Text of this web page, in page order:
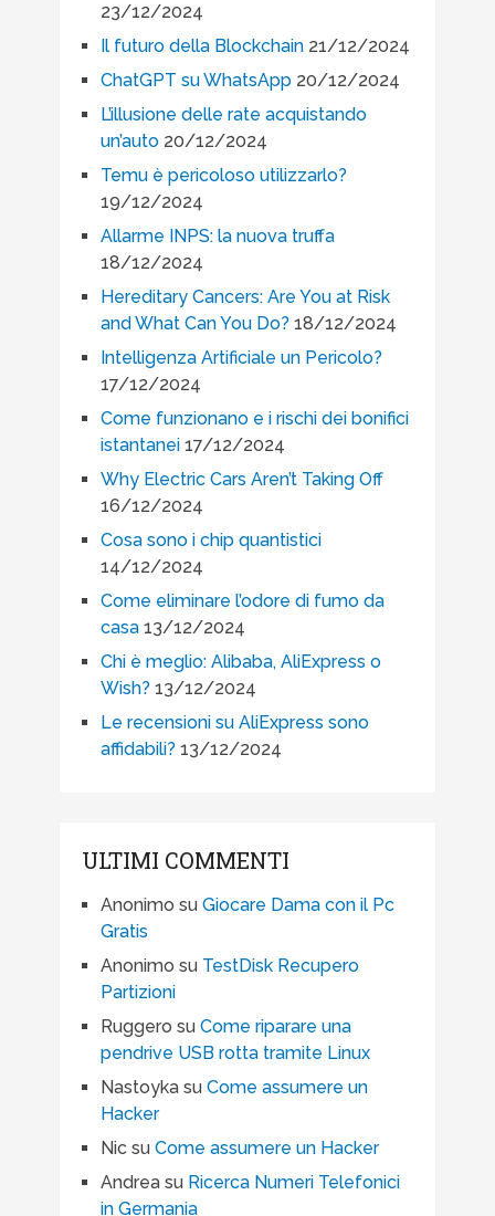
23/12/2024
Il futuro della Blockchain 21/12/2024
ChatGPT su WhatsApp 20/12/2024
L’illusione delle rate acquistando
un’auto 20/12/2024
Temu è pericoloso utilizzarlo?
19/12/2024
Allarme INPS: la nuova truffa
18/12/2024
Hereditary Cancers: Are You at Risk
and What Can You Do? 18/12/2024
Intelligenza Artificiale un Pericolo?
17/12/2024
Come funzionano e i rischi dei bonifici
istantanei 17/12/2024
Why Electric Cars Aren’t Taking Off
16/12/2024
Cosa sono i chip quantistici
14/12/2024
Come eliminare l’odore di fumo da
casa 13/12/2024
Chi è meglio: Alibaba, AliExpress o
Wish? 13/12/2024
Le recensioni su AliExpress sono
affidabili? 13/12/2024
ULTIMI COMMENTI
Anonimo su Giocare Dama con il Pc
Gratis
Anonimo su TestDisk Recupero
Partizioni
Ruggero su Come riparare una
pendrive USB rotta tramite Linux
Nastoykasu Come assumere un
Hacker
Nicsu Come assumere un Hacker
Andreasu Ricerca Numeri Telefonici
in Germania